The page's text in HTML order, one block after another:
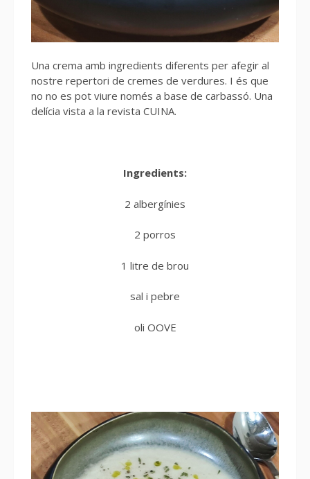
Una crema amb ingredients diferents per afegir al
nostre repertori de cremes de verdures. I és que
no no es pot viure només a base de carbassó. Una
delícia vista a la revista CUINA.
Ingredients:
2 albergínies
2 porros
1 litre de brou
sal i pebre
oli OOVE